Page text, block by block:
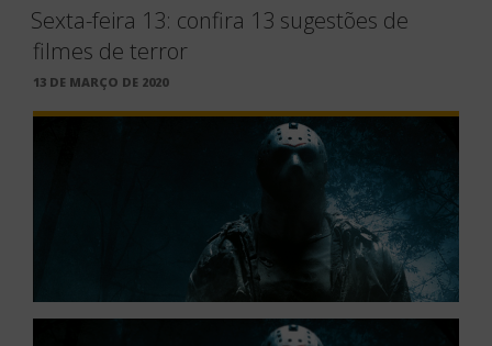
Sexta-feira 13: confira 13 sugestões de
filmes de terror
PUBLICADO
13 DE MARÇO DE 2020